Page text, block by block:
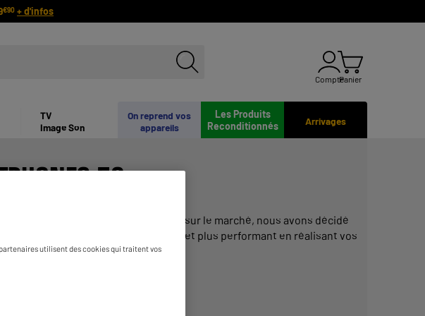
€90 + d'infos
ComptePanier
Arrivages
Les Produits
Reconditionnés
On reprend vos
appareils
TV
Image Son
5G
marques de smartphones sur le marché, nous avons décidé
réseau plus rapide et plus performant en réalisant vos
utilisent des cookies qui traitent vos